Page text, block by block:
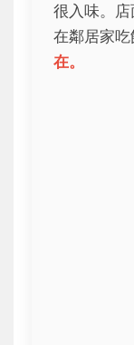
很入味。
在鄰居家吃
在。